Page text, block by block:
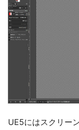
UE5にはスクリー